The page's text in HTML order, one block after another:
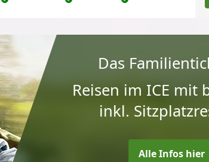
Das
Reisen im ICE mit
inkl.
Alle Infos hier